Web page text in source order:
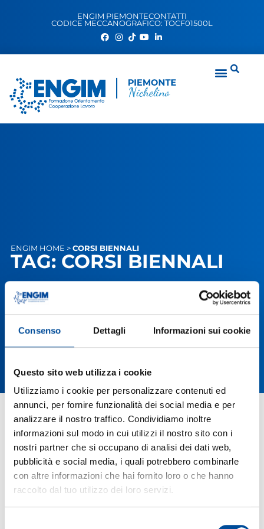
Consenso Dettagli Informazioni sui cookie
Questo sito web utilizza i cookie
Utilizziamo i cookie per personalizzare contenuti ed
annunci, per fornire funzionalità dei social media e per
analizzare il nostro traffico. Condividiamo inoltre
informazioni sul modo in cui utilizzi il nostro sito con i
nostri partner che si occupano di analisi dei dati web,
pubblicità e social media, i quali potrebbero combinarle
con altre informazioni che hai fornito loro o che hanno
raccolto dal tuo utilizzo dei loro servizi.
ENGIM PIEMONTECONTATTI
CODICE MECCANOGRAFICO: TOCF01500L
ENGIM HOME > CORSI BIENNALI
TAG: CORSI BIENNALI